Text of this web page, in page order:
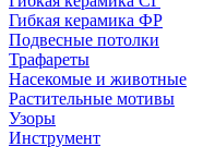
Гибкая керамика ФР
Подвесные потолки
Трафареты
Насекомые и животные
Растительные мотивы
Узоры
Инструмент